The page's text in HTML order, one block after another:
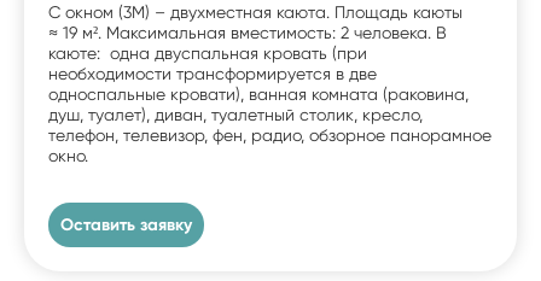
С окном (3M) – двухместная каюта. Площадь каюты
≈ 19 м². Максимальная вместимость: 2 человека. В
каюте: одна двуспальная кровать (при
необходимости трансформируется в две
односпальные кровати), ванная комната (раковина,
душ, туалет), диван, туалетный столик, кресло,
телефон, телевизор, фен, радио, обзорное панорамное
окно.
Оставить заявку